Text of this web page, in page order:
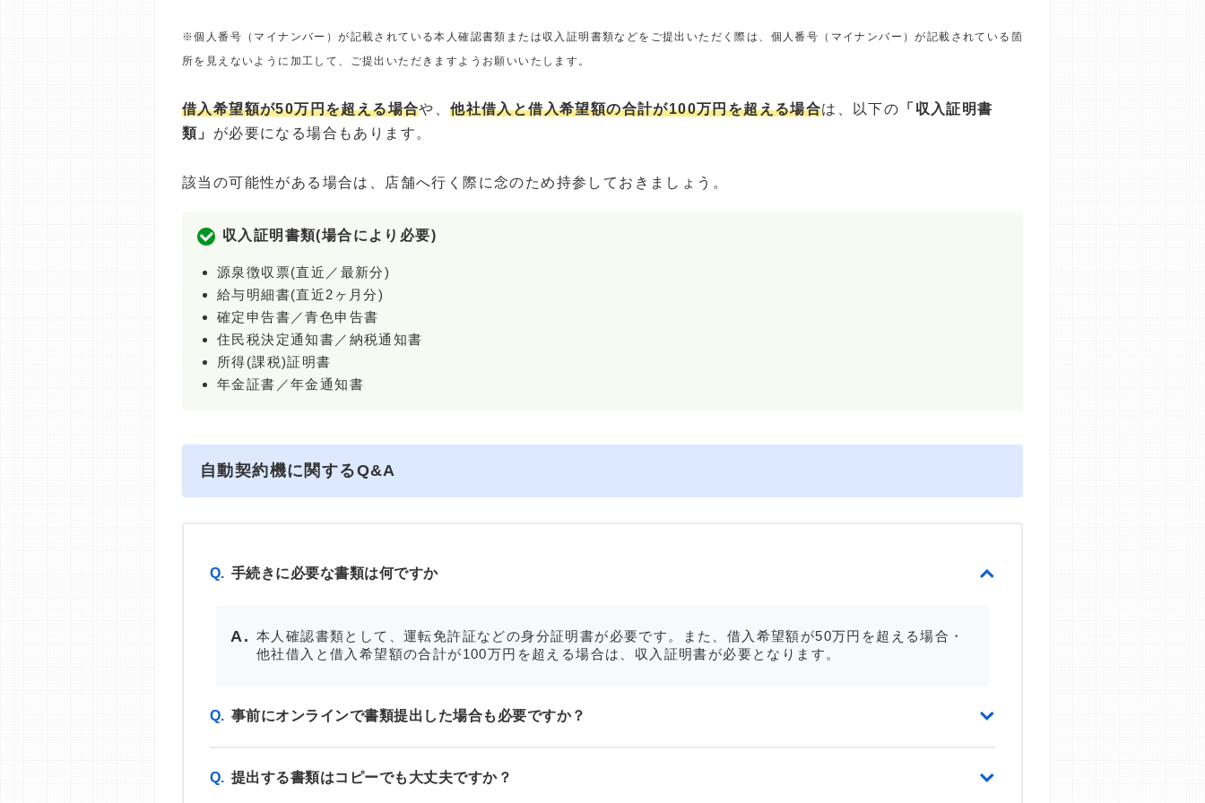
※個人番号（マイナンバー）が記載されている本人確認書類または収入証明書類などをご提出いただく際は、個人番号（マイナンバー）が記載されている箇
所を見えないように加工して、ご提出いただきますようお願いいたします。
借入希望額が50万円を超える場合や、他社借入と借入希望額の合計が100万円を超える場合は、以下の 「収入証明書
類」 が必要になる場合もあります。
該当の可能性がある場合は、店舗へ行く際に念のため持参しておきましょう。
収入証明書類(場合により必要)
源泉徴収票(直近／最新分)
給与明細書(直近2ヶ月分)
確定申告書／青色申告書
住民税決定通知書／納税通知書
所得(課税)証明書
年金証書／年金通知書
自動契約機に関するQ&A
Q. 手続きに必要な書類は何ですか
本人確認書類として、運転免許証などの身分証明書が必要です。また、借入希望額が50万円を超える場合・
他社借入と借入希望額の合計が100万円を超える場合は、収入証明書が必要となります。
Q. 事前にオンラインで書類提出した場合も必要ですか？
Q. 提出する書類はコピーでも大丈夫ですか？